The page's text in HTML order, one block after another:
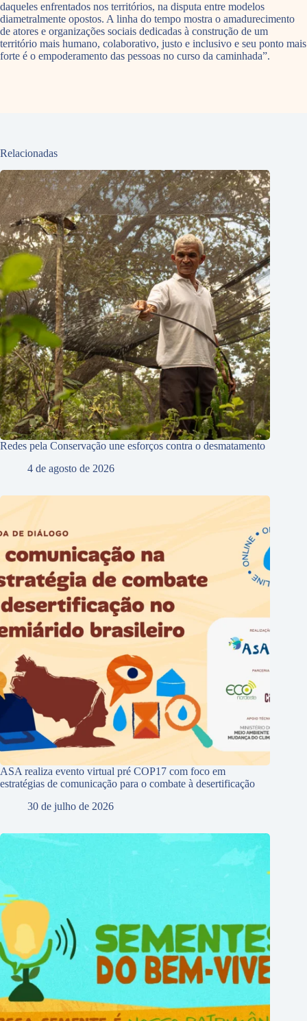
daqueles enfrentados nos territórios, na disputa entre modelos
diametralmente opostos. A linha do tempo mostra o amadurecimento
de atores e organizações sociais dedicadas à construção de um
território mais humano, colaborativo, justo e inclusivo e seu ponto mais
forte é o empoderamento das pessoas no curso da caminhada”.
Relacionadas
Redes pela Conservação une esforços contra o desmatamento
4 de agosto de 2026
ASA realiza evento virtual pré COP17 com foco em
estratégias de comunicação para o combate à desertificação
30 de julho de 2026